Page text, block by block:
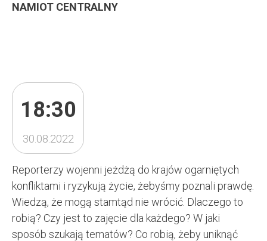
NAMIOT CENTRALNY
18:30
30.08.2022
Reporterzy wojenni jeżdżą do krajów ogarniętych
konfliktami i ryzykują życie, żebyśmy poznali prawdę.
Wiedzą, że mogą stamtąd nie wrócić. Dlaczego to
robią? Czy jest to zajęcie dla każdego? W jaki
sposób szukają tematów? Co robią, żeby uniknąć